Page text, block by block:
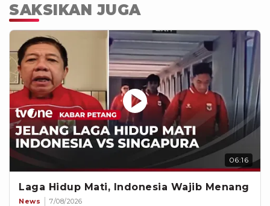
SAKSIKAN JUGA
06:16
Laga Hidup Mati, Indonesia Wajib Menang
News 7/08/2026